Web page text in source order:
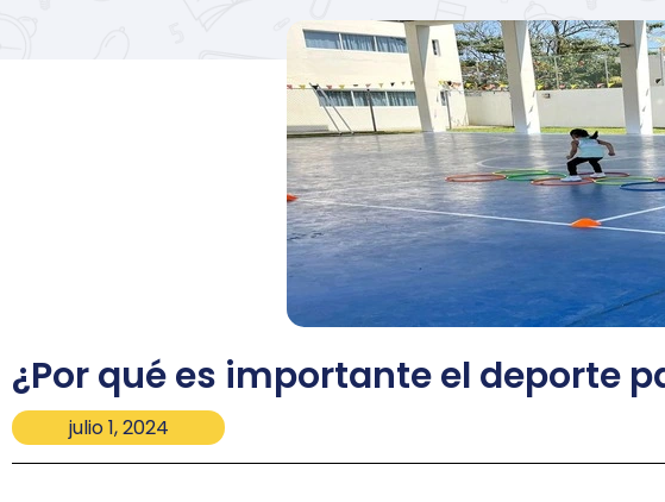
¿Por qué es importante el deporte
julio 1, 2024